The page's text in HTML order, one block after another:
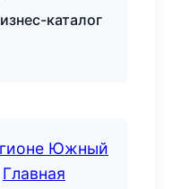
каталог
Южный
Главная